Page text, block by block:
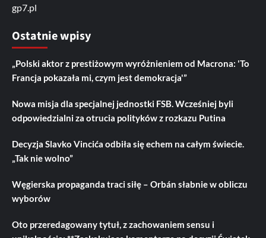
gp7.pl
Ostatnie wpisy
„Polski aktor z prestiżowym wyróżnieniem od Macrona: 'To
Francja pokazała mi, czym jest demokracja'”
Nowa misja dla specjalnej jednostki FSB. Wcześniej byli
odpowiedzialni za otrucia polityków z rozkazu Putina
Decyzja Slavko Vincića odbiła się echem na całym świecie.
„Tak nie wolno”
Węgierska propaganda traci siłę – Orbán słabnie w obliczu
wyborów
Oto przeredagowany tytuł, z zachowaniem sensu i